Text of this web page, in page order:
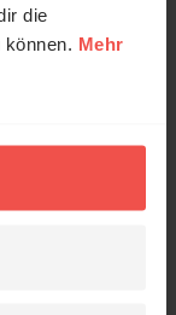
die
Mehr